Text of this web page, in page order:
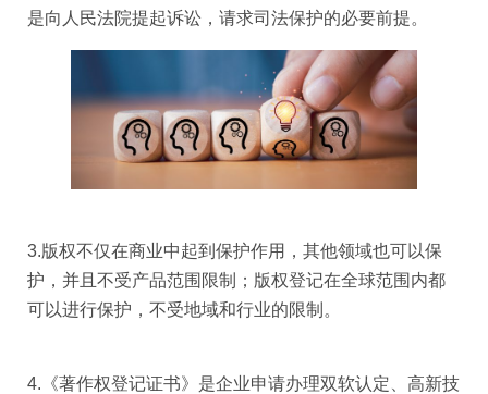
是向人民法院提起诉讼，请求司法保护的必要前提。
3.版权不仅在商业中起到保护作用，其他领域也可以保
护，并且不受产品范围限制；版权登记在全球范围内都
可以进行保护，不受地域和行业的限制。
4.《著作权登记证书》是企业申请办理双软认定、高新技